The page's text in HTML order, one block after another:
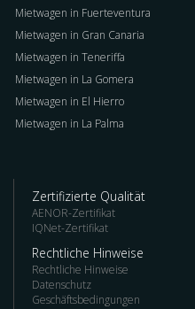
Mietwagen in Fuerteventura
Mietwagen in Gran Canaria
Mietwagen in Teneriffa
Mietwagen in La Gomera
Mietwagen in El Hierro
Mietwagen in La Palma
Zertifizierte Qualität
AENOR-Zertifikat
IQNet-Zertifikat
Rechtliche Hinweise
Rechtliche Hinweise
Datenschutz
Geschäftsbedingungen